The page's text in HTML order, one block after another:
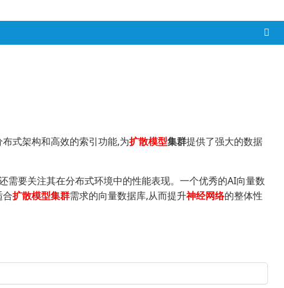
式架构和高效的索引功能,为扩散模型集群提供了强大的数据
要关注其在分布式环境中的性能表现。一个优秀的AI向量数
合扩散模型集群需求的向量数据库,从而提升神经网络的整体性